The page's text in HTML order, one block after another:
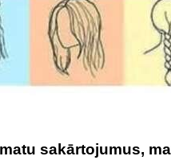
sakārtojumus,